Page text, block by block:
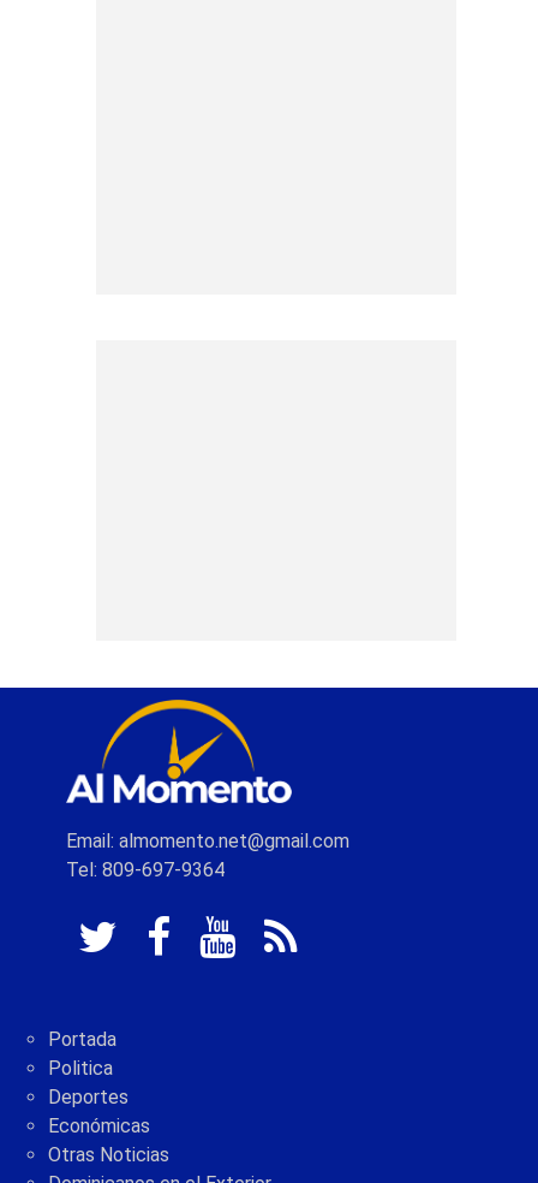
Email: almomento.net@gmail.com
Tel: 809-697-9364
Portada
Politica
Deportes
Económicas
Otras Noticias